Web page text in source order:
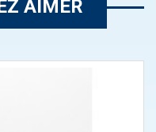
AIMER